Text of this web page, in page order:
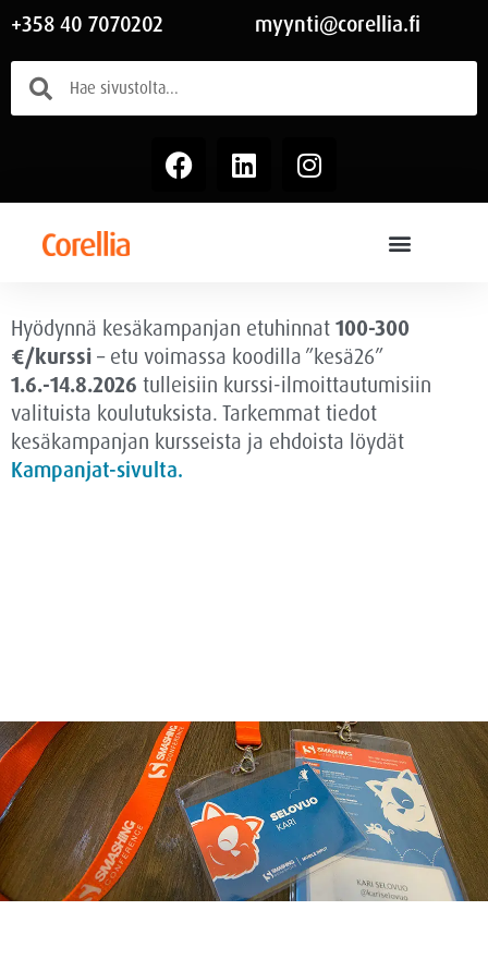
+358 40 7070202 myynti@corellia.fi
Hyödynnä kesäkampanjan etuhinnat 100-300
€/kurssi – etu voimassa koodilla ”kesä26”
1.6.-14.8.2026 tulleisiin kurssi-ilmoittautumisiin
valituista koulutuksista. Tarkemmat tiedot
kesäkampanjan kursseista ja ehdoista löydät
Kampanjat-sivulta.